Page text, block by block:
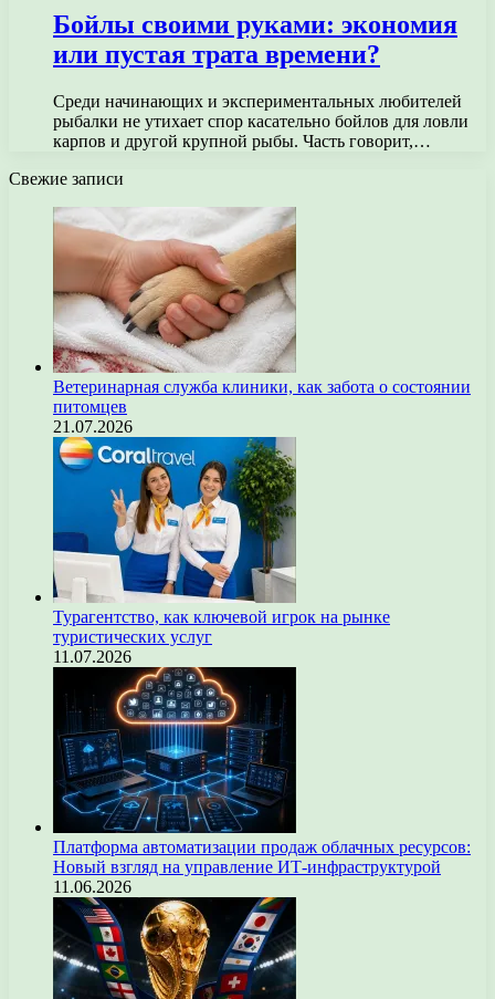
Бойлы своими руками: экономия
или пустая трата времени?
Среди начинающих и экспериментальных любителей
рыбалки не утихает спор касательно бойлов для ловли
карпов и другой крупной рыбы. Часть говорит,…
Свежие записи
Ветеринарная служба клиники, как забота о состоянии
питомцев
21.07.2026
Турагентство, как ключевой игрок на рынке
туристических услуг
11.07.2026
Платформа автоматизации продаж облачных ресурсов:
Новый взгляд на управление ИТ-инфраструктурой
11.06.2026